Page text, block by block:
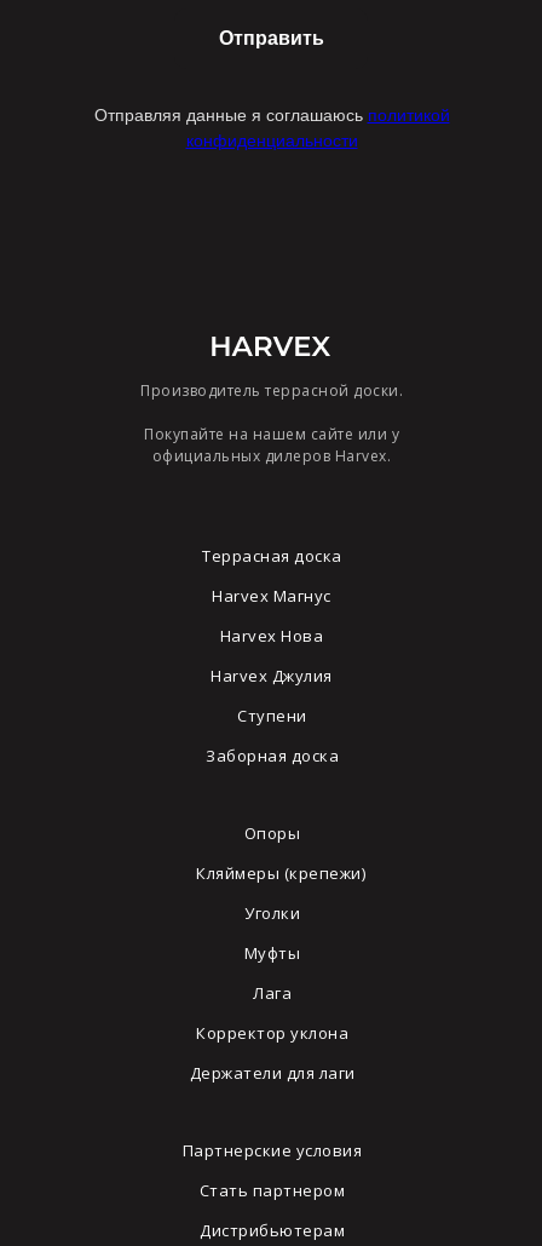
Отправить
Отправляя данные я соглашаюсь политикой
конфиденциальности
Партнерские условия
Стать партнером
Дистрибьютерам
Террасная доска
Harvex Магнус
Harvex Нова
Harvex Джулия
Ступени
Заборная доска
Опоры
Кляймеры (крепежи)
Уголки
Муфты
Лага
Корректор уклона
Держатели для лаги
Производитель террасной доски.
Покупайте на нашем сайте или у
официальных дилеров Harvex.